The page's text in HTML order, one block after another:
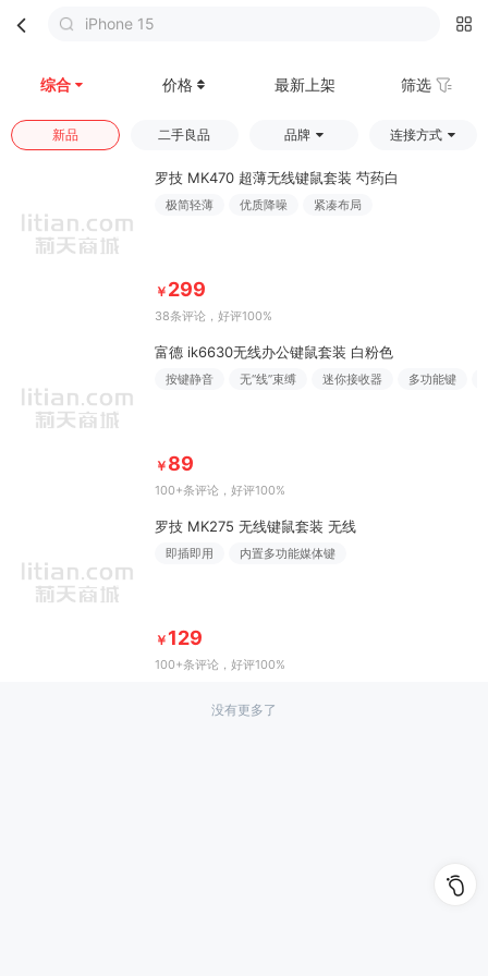
iPhone 15
综合 价格 最新上架 筛选
新品 二手良品 品牌 连接方式
罗技 MK470 超薄无线键鼠套装 芍药白
极简轻薄 优质降噪 紧凑布局
￥ 299
38条评论 ，好评100%
富德 ik6630无线办公键鼠套装 白粉色
按键静音 无“线”束缚 迷你接收器 多功能键
￥ 89
100+条评论 ，好评100%
罗技 MK275 无线键鼠套装 无线
即插即用 内置多功能媒体键
￥ 129
100+条评论 ，好评100%
没有更多了